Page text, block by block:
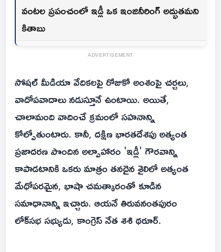
వంటల ప్రపంచంలో ఇడ్లీ ఒక ఇంజినీరింగ్ అద్భుతమని
కితాబు
ADVERTISEMENT
సోషల్ మీడియా వేదికలపై రోజుకో అంశంపై చర్చలు,
వాదోపవాదాలు నడుస్తూనే ఉంటాయి. అయితే,
చాలామంది వాదించే క్రమంలో సహనాన్ని
కోల్పోతుంటారు. కానీ, దక్షిణ భారతదేశపు అత్యంత
ప్రజాదరణ పొందిన అల్పాహారం 'ఇడ్లీ' గౌరవాన్ని
కాపాడటానికి ఒకరు మాత్రం తనదైన శైలిలో అత్యంత
మేధోపరమైన, భాషా చమత్కారంతో కూడిన
సమాధానాన్ని ఇచ్చారు. ఆయనే తిరువనంతపురం
లోక్‌సభ సభ్యుడు, కాంగ్రెస్ నేత శశి థరూర్.